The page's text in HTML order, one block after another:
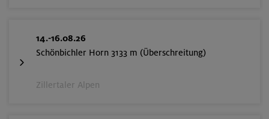
14.-16.08.26
Schönbichler Horn 3133 m (Überschreitung)
Zillertaler Alpen